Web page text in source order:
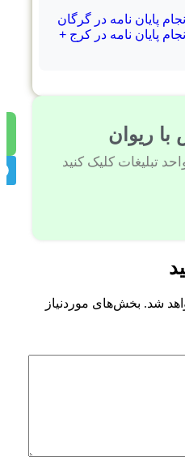
پایان نامه در کرج +
با ریوان
تبلیغات کلیک کنید
شد. بخش‌های موردنیاز